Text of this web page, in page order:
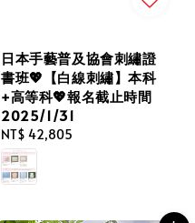
日本手藝普及協會刺繡證
書班💖【白線刺繡】本科
+高等科💖報名截止時間
2025/1/31
Regular
price
NT$ 42,805